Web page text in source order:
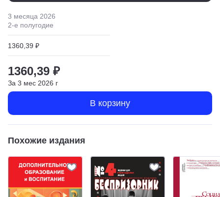
3 месяца 2026
2-е полугодие
1360,39 ₽
1360,39 ₽
За 3 мес 2026 г
В корзину
Похожие издания